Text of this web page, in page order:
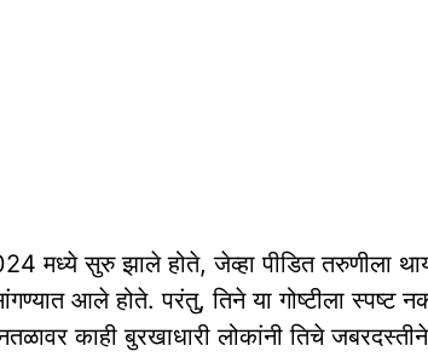
मध्ये सुरु झाले होते, जेव्हा पीडित तरुणीला
आले होते. परंतु, तिने या गोष्टीला स्पष्ट
काही बुरखाधारी लोकांनी तिचे